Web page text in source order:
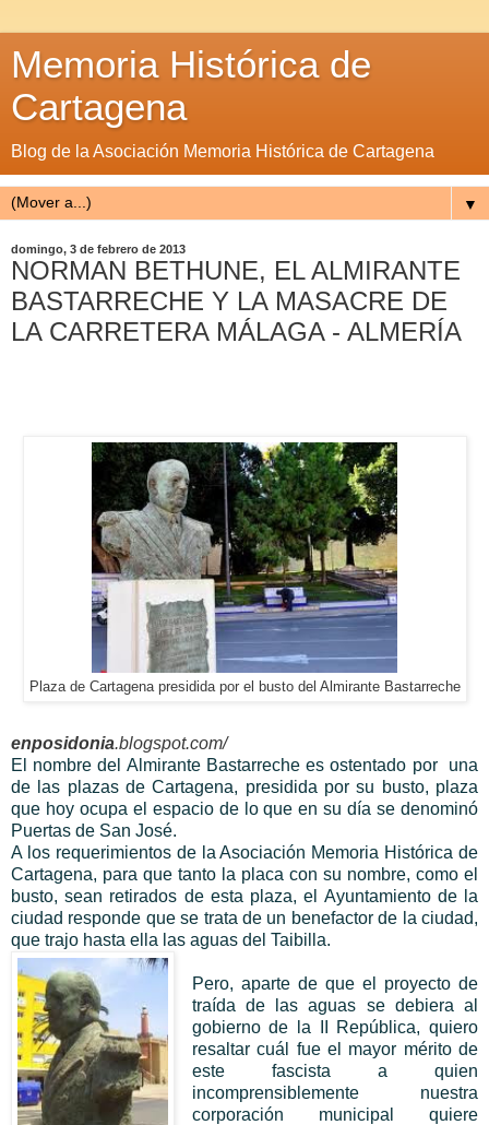
Memoria Histórica de
Cartagena
Blog de la Asociación Memoria Histórica de Cartagena
▼
domingo, 3 de febrero de 2013
NORMAN BETHUNE, EL ALMIRANTE
BASTARRECHE Y LA MASACRE DE
LA CARRETERA MÁLAGA - ALMERÍA
Plaza de Cartagena presidida por el busto del Almirante Bastarreche
enposidonia.blogspot.com/
El nombre del Almirante Bastarreche es ostentado por una
de las plazas de Cartagena, presidida por su busto, plaza
que hoy ocupa el espacio de lo que en su día se denominó
Puertas de San José.
A los requerimientos de la Asociación Memoria Histórica de
Cartagena, para que tanto la placa con su nombre, como el
busto, sean retirados de esta plaza, el Ayuntamiento de la
ciudad responde que se trata de un benefactor de la ciudad,
que trajo hasta ella las aguas del Taibilla.
Pero, aparte de que el proyecto de
traída de las aguas se debiera al
gobierno de la II República, quiero
resaltar cuál fue el mayor mérito de
este fascista a quien
incomprensiblemente nuestra
corporación municipal quiere